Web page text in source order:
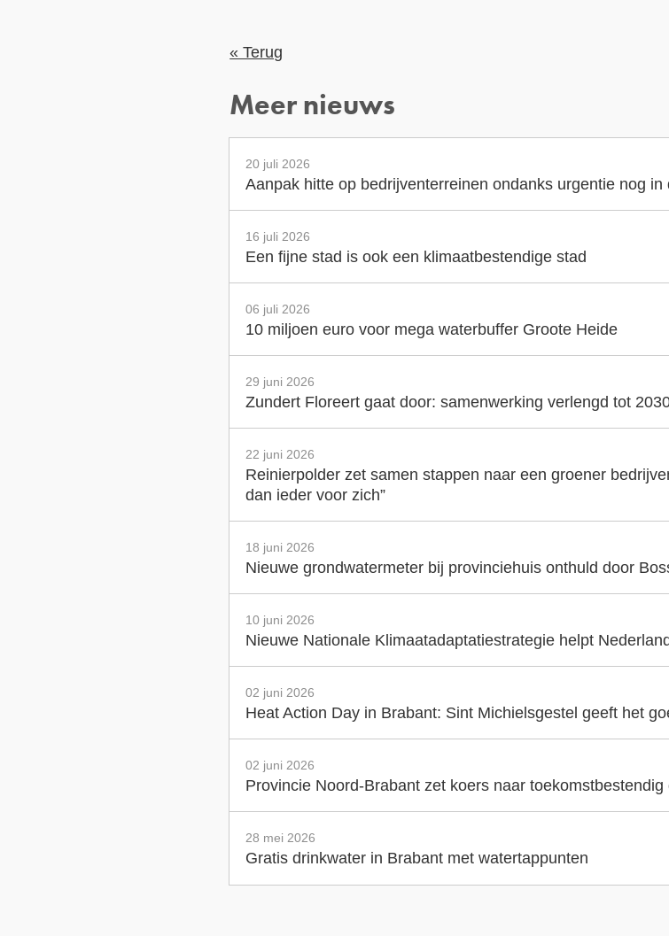
« Terug
Meer nieuws
20 juli 2026
Aanpak hitte op bedrijventerreinen ondanks urgentie nog in
16 juli 2026
Een fijne stad is ook een klimaatbestendige stad
06 juli 2026
10 miljoen euro voor mega waterbuffer Groote Heide
29 juni 2026
Zundert Floreert gaat door: samenwerking verlengd tot
22 juni 2026
Reinierpolder zet samen stappen naar een groener
dan ieder voor zich”
18 juni 2026
Nieuwe grondwatermeter bij provinciehuis onthuld door
10 juni 2026
Nieuwe Nationale Klimaatadaptatiestrategie helpt
02 juni 2026
Heat Action Day in Brabant: Sint Michielsgestel geeft het
02 juni 2026
Provincie Noord-Brabant zet koers naar
28 mei 2026
Gratis drinkwater in Brabant met watertappunten